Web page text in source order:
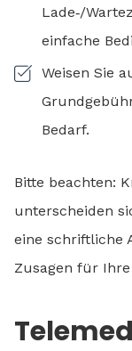
Lade‑/
einfache
Weisen Sie
Bedarf.
Bitte beachten:
unterscheiden
eine schriftliche
Zusagen für